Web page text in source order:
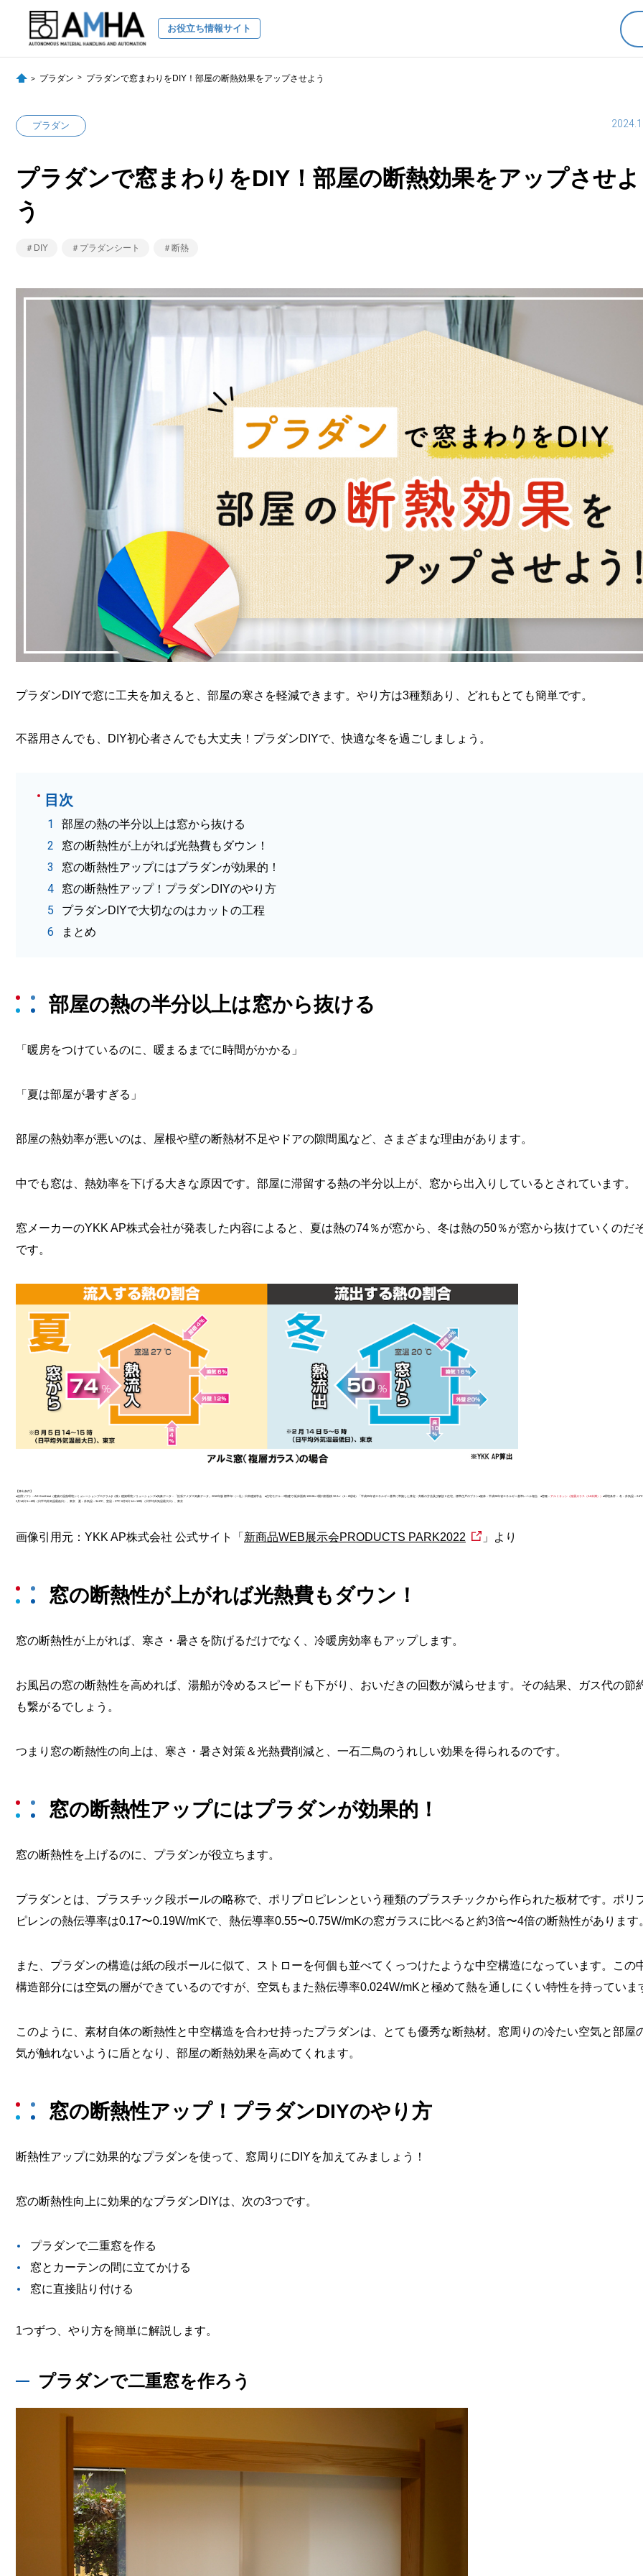
お役立ち情報サイト
プラダン プラダンで窓まわりをDIY！部屋の断熱効果をアップさせよう
プラダン
プラダンで窓まわりをDIY！部屋の断熱効果をアップさせよ
う
＃DIY ＃プラダンシート ＃断熱
プラダンDIYで窓に工夫を加えると、部屋の寒さを軽減できます。やり方は3種類あり、どれもとても簡単です。
不器用さんでも、DIY初心者さんでも大丈夫！プラダンDIYで、快適な冬を過ごしましょう。
目次
部屋の熱の半分以上は窓から抜ける
窓の断熱性が上がれば光熱費もダウン！
窓の断熱性アップにはプラダンが効果的！
窓の断熱性アップ！プラダンDIYのやり方
プラダンDIYで大切なのはカットの工程
まとめ
部屋の熱の半分以上は窓から抜ける
「暖房をつけているのに、暖まるまでに時間がかかる」
「夏は部屋が暑すぎる」
部屋の熱効率が悪いのは、屋根や壁の断熱材不足やドアの隙間風など、さまざまな理由があります。
中でも窓は、熱効率を下げる大きな原因です。部屋に滞留する熱の半分以上が、窓から出入りしているとされています。
窓メーカーのYKK AP株式会社が発表した内容によると、夏は熱の74％が窓から、冬は熱の50％が窓から抜けていくのだ
です。
【算出条件】
●使用ソフト：AE-Sim/Heat（建築の温熱環境シミュレーションプログラム)/（株）建築環境ソリューションズ●気象データ：「拡張アメダス気象データ」2010年版 標準年/（一社）日本建築学会 ●住宅モデル：2階建て/延床面積 120.08㎡/開口部面積 32.2㎡（4～8地域）「平成25年省エネルギー基準に準拠した算定・判断の方法及び解説Ⅱ住宅」標準住戸のプラン●躯体：平成28年省エネルギー基準レベル相当 ●窓種： アルミサッシ（複層ガラス（A8未満）） ●環境条件： 冬：外気温：
2月14日 5〜6時（日平均外気温最低日）、東京 夏：外気温：34.8℃、室温：27℃ 8月5日 14〜15時 （日平均外気温最大日）、東京
画像引用元：YKK AP株式会社 公式サイト「 新商品WEB展示会PRODUCTS PARK2022 」より
窓の断熱性が上がれば光熱費もダウン！
窓の断熱性が上がれば、寒さ・暑さを防げるだけでなく、冷暖房効率もアップします。
お風呂の窓の断熱性を高めれば、湯船が冷めるスピードも下がり、おいだきの回数が減らせます。その結果、ガス代の節
も繋がるでしょう。
つまり窓の断熱性の向上は、寒さ・暑さ対策＆光熱費削減と、一石二鳥のうれしい効果を得られるのです。
窓の断熱性アップにはプラダンが効果的！
窓の断熱性を上げるのに、プラダンが役立ちます。
プラダンとは、プラスチック段ボールの略称で、ポリプロピレンという種類のプラスチックから作られた板材です。ポリ
ピレンの熱伝導率は0.17〜0.19W/mKで、熱伝導率0.55〜0.75W/mKの窓ガラスに比べると約3倍〜4倍の断熱性があります
また、プラダンの構造は紙の段ボールに似て、ストローを何個も並べてくっつけたような中空構造になっています。この
構造部分には空気の層ができているのですが、空気もまた熱伝導率0.024W/mKと極めて熱を通しにくい特性を持っていま
このように、素材自体の断熱性と中空構造を合わせ持ったプラダンは、とても優秀な断熱材。窓周りの冷たい空気と部屋
気が触れないように盾となり、部屋の断熱効果を高めてくれます。
窓の断熱性アップ！プラダンDIYのやり方
断熱性アップに効果的なプラダンを使って、窓周りにDIYを加えてみましょう！
窓の断熱性向上に効果的なプラダンDIYは、次の3つです。
プラダンで二重窓を作る
窓とカーテンの間に立てかける
窓に直接貼り付ける
1つずつ、やり方を簡単に解説します。
プラダンで二重窓を作ろう